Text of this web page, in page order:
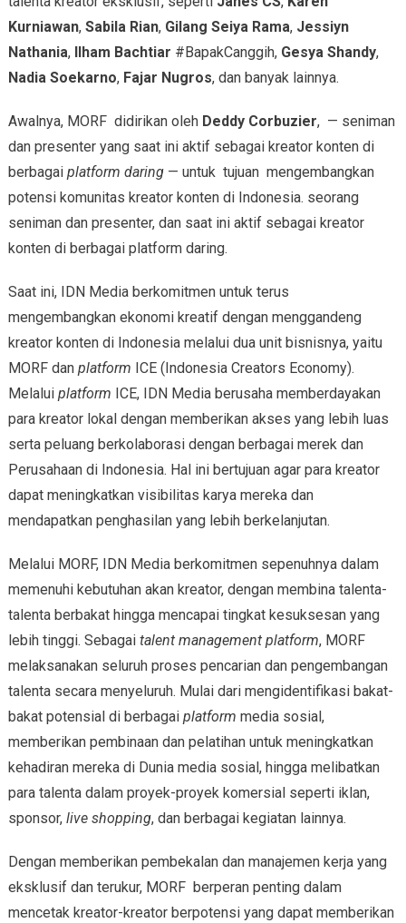
Kurniawan, Sabila Rian, Gilang Seiya Rama, Jessiyn
Nathania, Ilham Bachtiar #BapakCanggih, Gesya Shandy,
Nadia Soekarno, Fajar Nugros, dan banyak lainnya.
Awalnya, MORF didirikan oleh Deddy Corbuzier, — seniman
dan presenter yang saat ini aktif sebagai kreator konten di
berbagai platform daring— untuk tujuan mengembangkan
potensi komunitas kreator konten di Indonesia. seorang
seniman dan presenter, dan saat ini aktif sebagai kreator
konten di berbagai platform daring.
Saat ini, IDN Media berkomitmen untuk terus
mengembangkan ekonomi kreatif dengan menggandeng
kreator konten di Indonesia melalui dua unit bisnisnya, yaitu
MORF dan platform ICE (Indonesia Creators Economy).
Melaluiplatform ICE, IDN Media berusaha memberdayakan
para kreator lokal dengan memberikan akses yang lebih luas
serta peluang berkolaborasi dengan berbagai merek dan
Perusahaan di Indonesia. Hal ini bertujuan agar para kreator
dapat meningkatkan visibilitas karya mereka dan
mendapatkan penghasilan yang lebih berkelanjutan.
Melalui MORF, IDN Media berkomitmen sepenuhnya dalam
memenuhi kebutuhan akan kreator, dengan membina talenta-
talenta berbakat hingga mencapai tingkat kesuksesan yang
lebih tinggi. Sebagai talent management platform, MORF
melaksanakan seluruh proses pencarian dan pengembangan
talenta secara menyeluruh. Mulai dari mengidentifikasi bakat-
bakat potensial di berbagai platform media sosial,
memberikan pembinaan dan pelatihan untuk meningkatkan
kehadiran mereka di Dunia media sosial, hingga melibatkan
para talenta dalam proyek-proyek komersial seperti iklan,
sponsor, live shopping, dan berbagai kegiatan lainnya.
Dengan memberikan pembekalan dan manajemen kerja yang
eksklusif dan terukur, MORF berperan penting dalam
mencetak kreator-kreator berpotensi yang dapat memberikan